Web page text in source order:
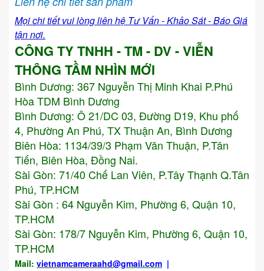
Mọi chi tiết vui lòng liên hệ Tư Vấn - Khảo Sát - Báo Giá
tận nơi.
CÔNG TY TNHH - TM - DV - VIỄN
THÔNG TẦM NHÌN MỚI
Bình Dương: 367 Nguyễn Thị Minh Khai P.Phú
Hòa TDM Bình Dương
Bình Dương: Ô 21/DC 03, Đường D19, Khu phố
4, Phường An Phú, TX Thuận An, Bình Dương
Biên Hòa: 1134/39/3 Phạm Văn Thuận, P.Tân
Tiến, Biên Hòa, Đồng Nai.
Sài Gòn: 71/40 Chế Lan Viên, P.Tây Thạnh Q.Tân
Phú, TP.HCM
Sài Gòn : 64 Nguyễn Kim, Phường 6, Quận 10,
TP.HCM
Sài Gòn: 178/7 Nguyễn Kim, Phường 6, Quận 10,
TP.HCM
Mail: vietnamcameraahd@gmail.com |